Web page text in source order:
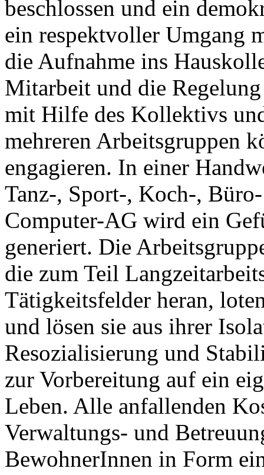
beschlossen und ein
ein respektvoller Umgang
die Aufnahme ins
Mitarbeit und die
mit Hilfe des Kollektivs
mehreren Arbeitsgruppen
engagieren. In einer
Tanz-, Sport-, Koch-,
Computer-AG wird ein
generiert. Die
die zum Teil
Tätigkeitsfelder heran,
und lösen sie aus ihrer
Resozialisierung und
zur Vorbereitung auf ein
Leben. Alle anfallenden
Verwaltungs- und
BewohnerInnen in Form